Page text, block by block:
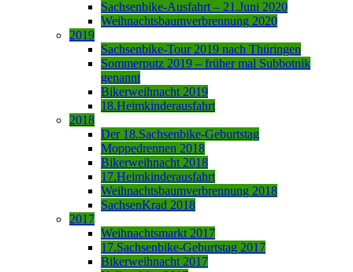
Sachsenbike-Ausfahrt – 21.Juni 2020
Weihnachtsbaumverbrennung 2020
2019
Sachsenbike-Tour 2019 nach Thüringen
Sommerputz 2019 – früher mal Subbotnik
genannt
Bikerweihnacht 2019
18.Heimkinderausfahrt
2018
Der 18.Sachsenbike-Geburtstag
Moppedrennen 2018
Bikerweihnacht 2018
17.Heimkinderausfahrt
Weihnachtsbaumverbrennung 2018
SachsenKrad 2018
2017
Weihnachtsmarkt 2017
17.Sachsenbike-Geburtstag 2017
Bikerweihnacht 2017